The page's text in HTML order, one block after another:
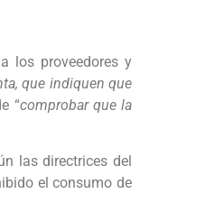
los proveedores y
que indiquen que
“comprobar que la
las directrices del
el consumo de